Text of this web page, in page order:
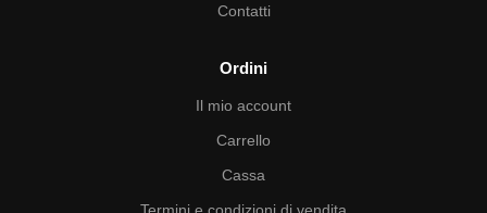
Contatti
Ordini
Il mio account
Carrello
Cassa
Termini e condizioni di vendita